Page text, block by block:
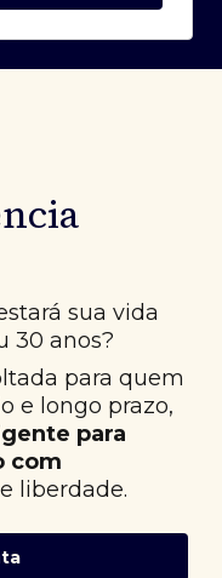
sua vida
30 anos?
para quem
e longo prazo,
para
com
liberdade.